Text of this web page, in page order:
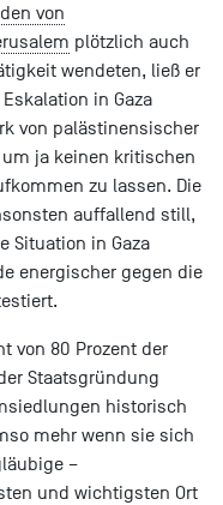
von
plötzlich auch
wendeten, ließ er
in Gaza
von palästinensischer
ja keinen kritischen
zu lassen. Die
auffallend still,
Situation in Gaza
energischer gegen die
von 80 Prozent der
Staatsgründung
historisch
mehr wenn sie sich
–
und wichtigsten Ort